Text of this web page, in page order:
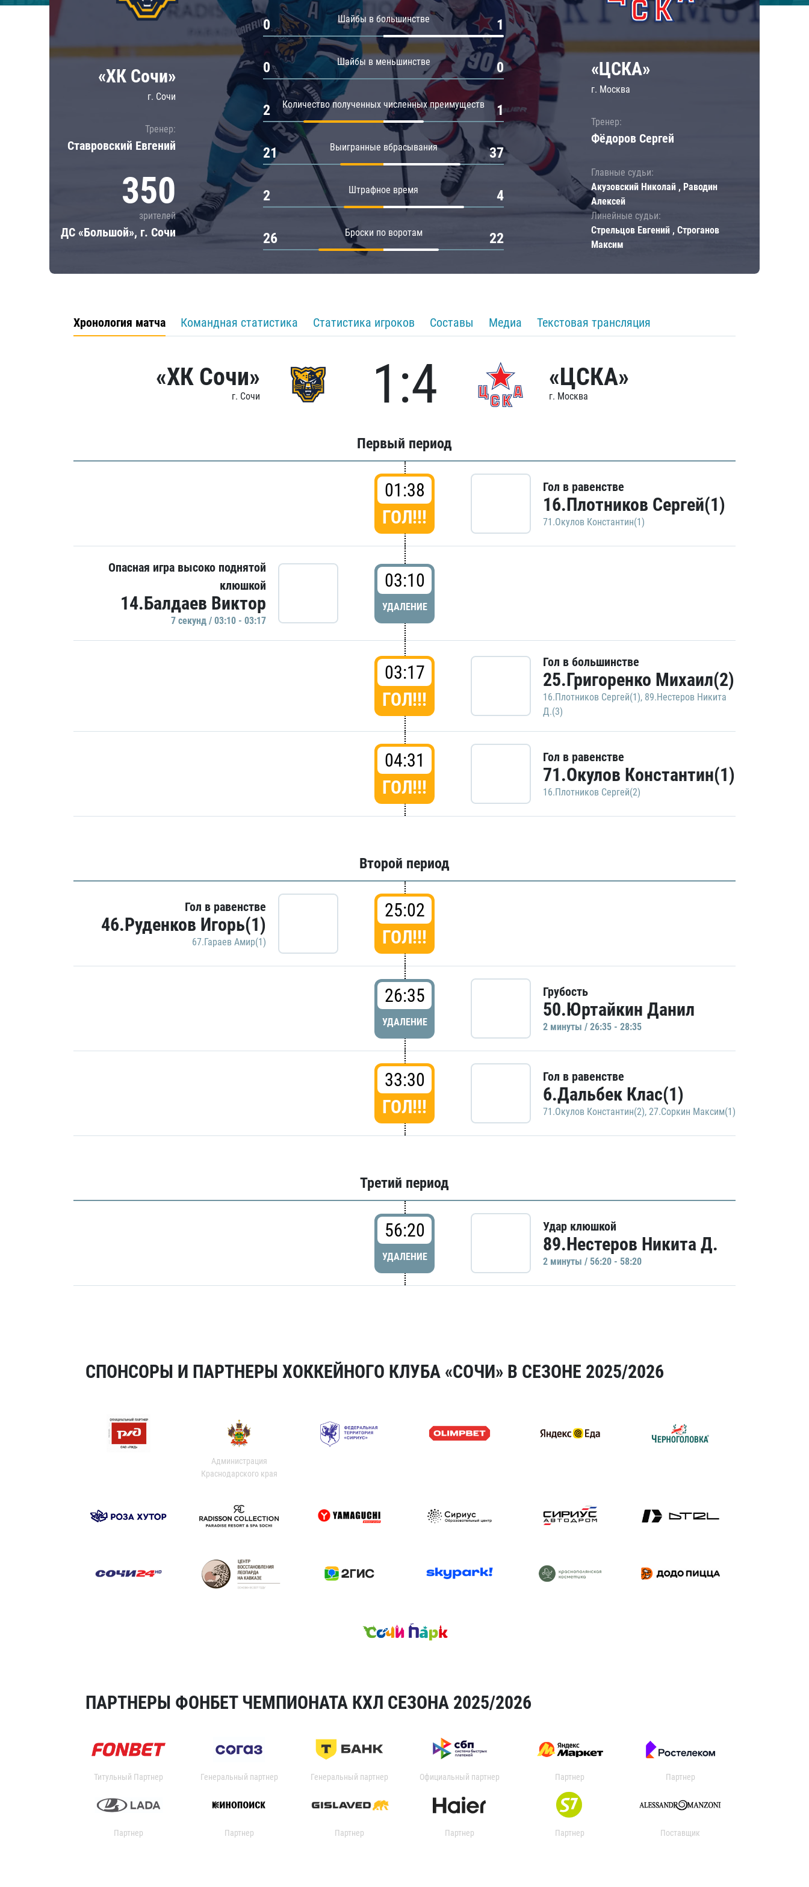
Локомотив
ЦСКА
Шанхайские Драконы
Амур
Барыс
Салават Юлаев
«ХК Сочи»
г. Сочи
Тренер:
Ставровский Евгений
350
зрителей
ДС «Большой», г. Сочи
Шайбы в большинстве
0 1
Шайбы в меньшинстве
0 0
Количество полученных численных преимуществ
2 1
Выигранные вбрасывания
21 37
Штрафное время
2 4
Броски по воротам
26 22
«ЦСКА»
г. Москва
Тренер:
Фёдоров Сергей
Главные судьи:
Акузовский Николай , Раводин
Алексей
Линейные судьи:
Стрельцов Евгений , Строганов
Максим
Хронология матча Командная статистика Статистика игроков Составы Медиа Текстовая трансляция
«ХК Сочи»
г. Сочи 1:4 «ЦСКА»
г. Москва
Первый период
01:38
ГОЛ!!!
Гол в равенстве
16.Плотников Сергей(1)
71.Окулов Константин(1)
Опасная игра высоко поднятой
клюшкой
14.Балдаев Виктор
7 секунд / 03:10 - 03:17
03:10
УДАЛЕНИЕ
03:17
ГОЛ!!!
Гол в большинстве
25.Григоренко Михаил(2)
16.Плотников Сергей(1), 89.Нестеров Никита
Д.(3)
04:31
ГОЛ!!!
Гол в равенстве
71.Окулов Константин(1)
16.Плотников Сергей(2)
Второй период
Гол в равенстве
46.Руденков Игорь(1)
67.Гараев Амир(1)
25:02
ГОЛ!!!
26:35
УДАЛЕНИЕ
Грубость
50.Юртайкин Данил
2 минуты / 26:35 - 28:35
33:30
ГОЛ!!!
Гол в равенстве
6.Дальбек Клас(1)
71.Окулов Константин(2), 27.Соркин Максим(1)
Третий период
56:20
УДАЛЕНИЕ
Удар клюшкой
89.Нестеров Никита Д.
2 минуты / 56:20 - 58:20
СПОНСОРЫ И ПАРТНЕРЫ ХОККЕЙНОГО КЛУБА «СОЧИ» В СЕЗОНЕ 2025/2026
Администрация
Краснодарского края
ПАРТНЕРЫ ФОНБЕТ ЧЕМПИОНАТА КХЛ СЕЗОНА 2025/2026
Титульный Партнер Генеральный партнер Генеральный партнер Официальный партнер Партнер Партнер
Партнер Партнер Партнер Партнер Партнер Поставщик